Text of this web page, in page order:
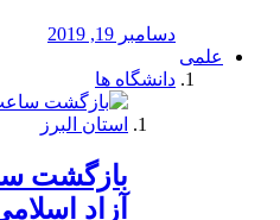
دسامبر 19, 2019
علمی
دانشگاه ها
بازگشت
آزاد